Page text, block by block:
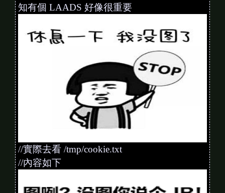
知有個 LAADS 好像很重要
//實際去看 /tmp/cookie.txt
//內容如下